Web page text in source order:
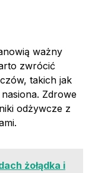
ważny
zwrócić
takich jak
Zdrowe
odżywcze z
żołądka i